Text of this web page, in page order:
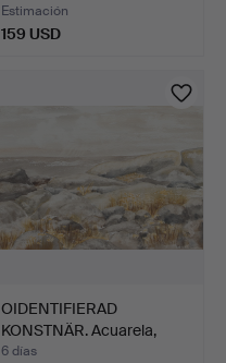
Estimación
159 USD
OIDENTIFIERAD
KONSTNÄR. Acuarela,
paisaje …
6 días